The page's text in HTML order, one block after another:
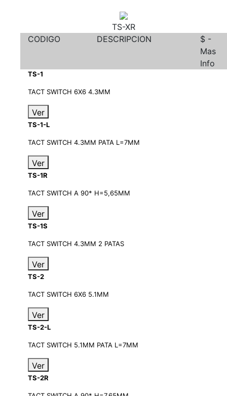
TS-XR
CODIGO
DESCRIPCION
$ -
Mas
Info
TS-1
TACT SWITCH 6X6 4.3MM
Ver
TS-1-L
TACT SWITCH 4.3MM PATA L=7MM
Ver
TS-1R
TACT SWITCH A 90* H=5,65MM
Ver
TS-1S
TACT SWITCH 4.3MM 2 PATAS
Ver
TS-2
TACT SWITCH 6X6 5.1MM
Ver
TS-2-L
TACT SWITCH 5.1MM PATA L=7MM
Ver
TS-2R